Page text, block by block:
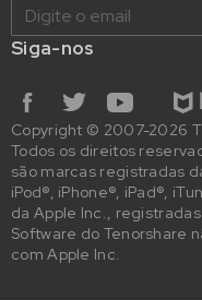
Siga-nos
Copyright © 2007-2026
Todos os direitos
são marcas registradas
iPod®, iPhone®, iPad®,
da Apple Inc.,
Software do Tenorshare
com Apple Inc.